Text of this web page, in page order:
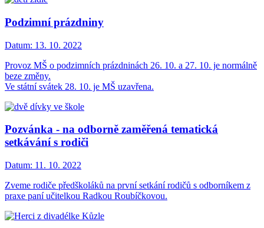
Podzimní prázdniny
Datum: 13. 10. 2022
Provoz MŠ o podzimních prázdninách 26. 10. a 27. 10. je normálně
beze změny.
Ve státní svátek 28. 10. je MŠ uzavřena.
Pozvánka - na odborně zaměřená tematická
setkávání s rodiči
Datum: 11. 10. 2022
Zveme rodiče předškoláků na první setkání rodičů s odborníkem z
praxe paní učitelkou Radkou Roubíčkovou.